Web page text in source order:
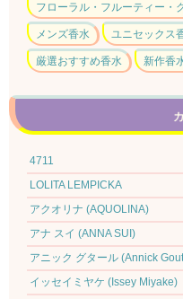
フローラル・フルーティー・
メンズ香水 ユニセックス
厳選おすすめ香水 新作香
4711
LOLITA LEMPICKA
アクオリナ (AQUOLINA)
アナ スイ (ANNA SUI)
アニック グタール (Annick
イッセイミヤケ (Issey Miyake)